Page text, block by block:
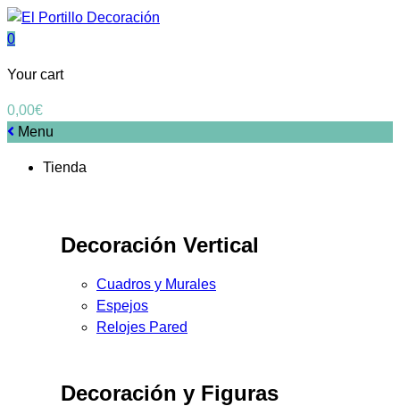
0
Your cart
0,00€
Menu
Tienda
Decoración Vertical
Cuadros y Murales
Espejos
Relojes Pared
Decoración y Figuras